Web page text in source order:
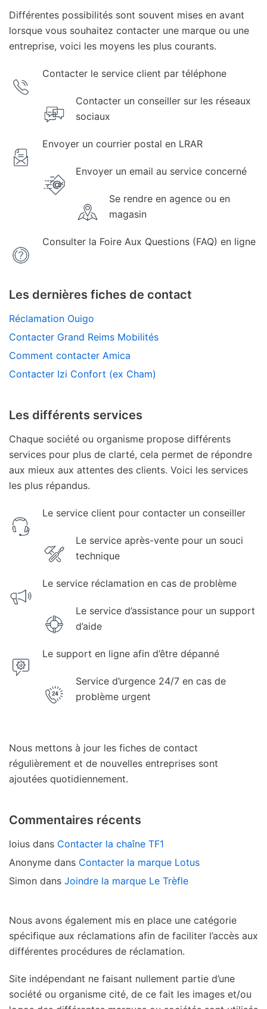
Différentes possibilités sont souvent mises en avant
lorsque vous souhaitez contacter une marque ou une
entreprise, voici les moyens les plus courants.
Contacter le service client par téléphone
Contacter un conseiller sur les réseaux
sociaux
Envoyer un courrier postal en LRAR
Envoyer un email au service concerné
Se rendre en agence ou en
magasin
Consulter la Foire Aux Questions (FAQ) en ligne
Les dernières fiches de contact
Réclamation Ouigo
Contacter Grand Reims Mobilités
Comment contacter Amica
Contacter Izi Confort (ex Cham)
Les différents services
Chaque société ou organisme propose différents
services pour plus de clarté, cela permet de répondre
aux mieux aux attentes des clients. Voici les services
les plus répandus.
Le service client pour contacter un conseiller
Le service après-vente pour un souci
technique
Le service réclamation en cas de problème
Le service d’assistance pour un support
d’aide
Le support en ligne afin d’être dépanné
Service d’urgence 24/7 en cas de
problème urgent
Nous mettons à jour les fiches de contact
régulièrement et de nouvelles entreprises sont
ajoutées quotidiennement.
Commentaires récents
loius dans Contacter la chaîne TF1
Anonyme dans Contacter la marque Lotus
Simon dans Joindre la marque Le Trèfle
Nous avons également mis en place une catégorie
spécifique aux réclamations afin de faciliter l’accès aux
différentes procédures de réclamation.
Site indépendant ne faisant nullement partie d’une
société ou organisme cité, de ce fait les images et/ou